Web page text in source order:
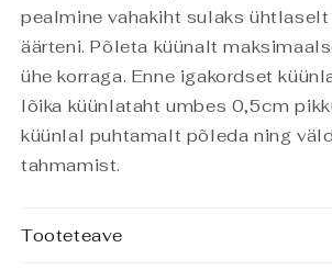
pealmine vahakiht sulaks
äärteni. Põleta küünalt
ühe korraga. Enne igakordset
lõika küünlataht umbes 0,5cm
küünlal puhtamalt põleda ning
tahmamist.
Tooteteave